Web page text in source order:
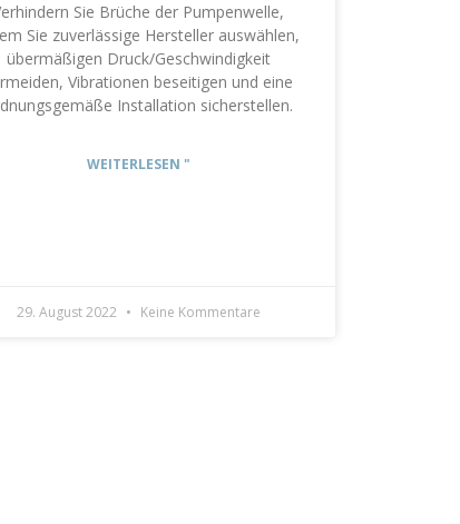
Sie Brüche der Pumpenwelle,
Sie zuverlässige Hersteller auswählen,
übermäßigen Druck/Geschwindigkeit
Vibrationen beseitigen und eine
Installation sicherstellen.
WEITERLESEN "
29. August 2022 Keine Kommentare